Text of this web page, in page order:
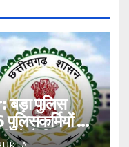
पुलिस
का
देखें लिस्ट…